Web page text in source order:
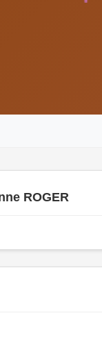
ROGER